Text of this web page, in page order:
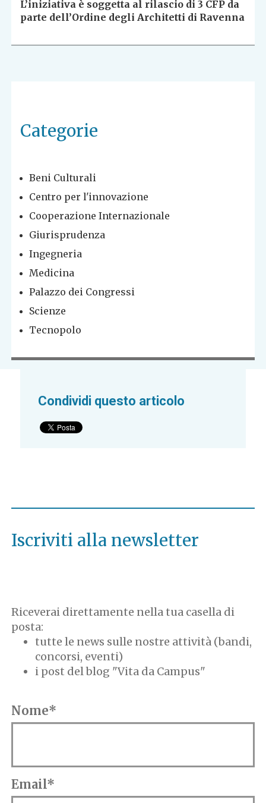
L’iniziativa è soggetta al rilascio di 3 CFP da
parte dell’Ordine degli Architetti di Ravenna
Categorie
Beni Culturali
Centro per l'innovazione
Cooperazione Internazionale
Giurisprudenza
Ingegneria
Medicina
Palazzo dei Congressi
Scienze
Tecnopolo
Condividi questo articolo
Iscriviti alla newsletter
Riceverai direttamente nella tua casella di
posta:
tutte le news sulle nostre attività (bandi,
concorsi, eventi)
i post del blog "Vita da Campus"
Nome*
Email*